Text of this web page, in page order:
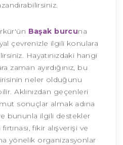
Başak burcuna
çevrenizle ilgili konulara
Hayatınızdaki hangi
zaman ayırdığınız, bu
neler olduğunu
Aklınızdan geçenleri
sonuçlar almak adına
bununla ilgili destekler
fikir alışverişi ve
yönelik organizasyonlar